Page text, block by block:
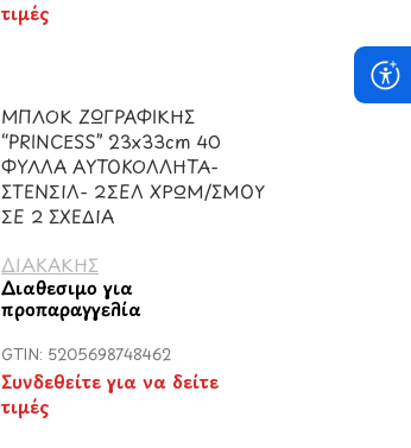
τιμές
ΜΠΛΟΚ ΖΩΓΡΑΦΙΚΗΣ
“PRINCESS” 23x33cm 40
ΦΥΛΛΑ ΑΥΤΟΚΟΛΛΗΤΑ-
ΣΤΕΝΣΙΛ- 2ΣΕΛ ΧΡΩΜ/ΣΜΟΥ
ΣΕ 2 ΣΧΕΔΙΑ
ΔΙΑΚΑΚΗΣ
Διαθέσιμο για
προπαραγγελία
GTIN: 5205698748462
Συνδεθείτε για να δείτε
τιμές